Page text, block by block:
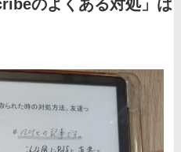
のよくある対処」は